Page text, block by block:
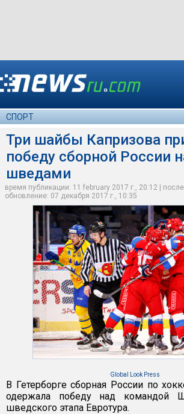
СПОРТ
Три шайбы Капризова
победу сборной России
шведами
время публикации: 11 february 2017 г., 20:12 |
обновление: 07 декабря 2017 г., 10:35
Global Look Press
В Гетерборге сборная России по
одержала победу над командой
шведского этапа Евротура.